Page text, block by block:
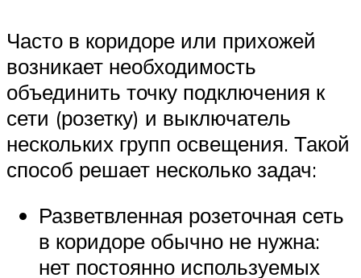
Часто в коридоре или прихожей
возникает необходимость
объединить точку подключения к
сети (розетку) и выключатель
нескольких групп освещения. Такой
способ решает несколько задач:
Разветвленная розеточная сеть
в коридоре обычно не нужна:
нет постоянно используемых